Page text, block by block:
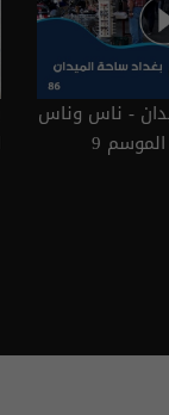
بغداد ساحة الميدان - ناس وناس